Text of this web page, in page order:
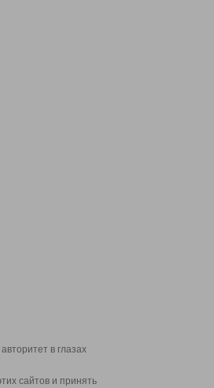
в глазах
сайтов и принять